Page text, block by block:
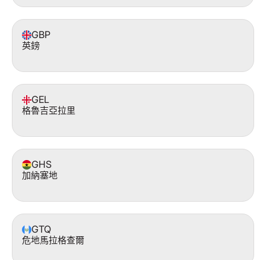
GBP
英鎊
GEL
格魯吉亞拉里
GHS
加納塞地
GTQ
危地馬拉格查爾